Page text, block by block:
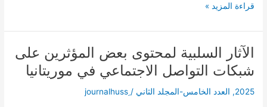
وعجائب
779هـ/
1377م)
قراءة المزيد »
الآثار السلبية لمحتوى بعض المؤثرين على
شبكات التواصل الاجتماعي في موريتانيا
2025
, العدد الخامس-المجلد الثاني /
ِjournalhuss
الآثار
السلبية
لمحتوى
بعض